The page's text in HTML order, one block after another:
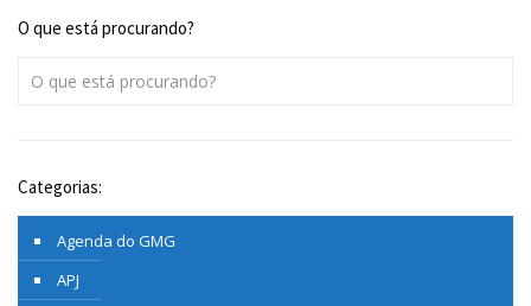
O que está procurando?
Categorias:
Agenda do GMG
APJ